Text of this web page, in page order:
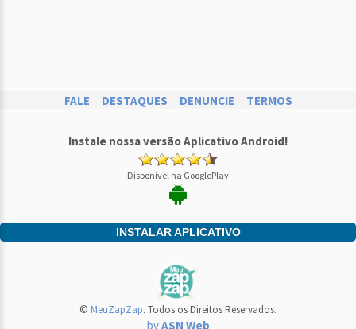
FALE DESTAQUES DENUNCIE TERMOS
Instale nossa versão Aplicativo Android!
Disponível na GooglePlay
INSTALAR APLICATIVO
© MeuZapZap. Todos os Direitos Reservados.
byASN Web